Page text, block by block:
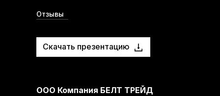
ООО Компания БЕЛТ ТРЕЙД
Отзывы
Скачать презентацию